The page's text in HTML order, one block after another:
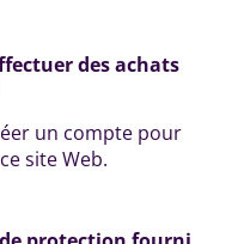
des achats
un compte pour
site Web.